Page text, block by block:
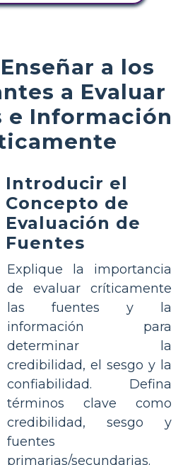
a los
a Evaluar
e Información
Introducir el
Concepto de
Evaluación de
Fuentes
Explique la importancia
de evaluar críticamente
las fuentes y la
información para
determinar la
credibilidad, el sesgo y la
confiabilidad. Defina
términos clave como
credibilidad, sesgo y
fuentes
primarias/secundarias.